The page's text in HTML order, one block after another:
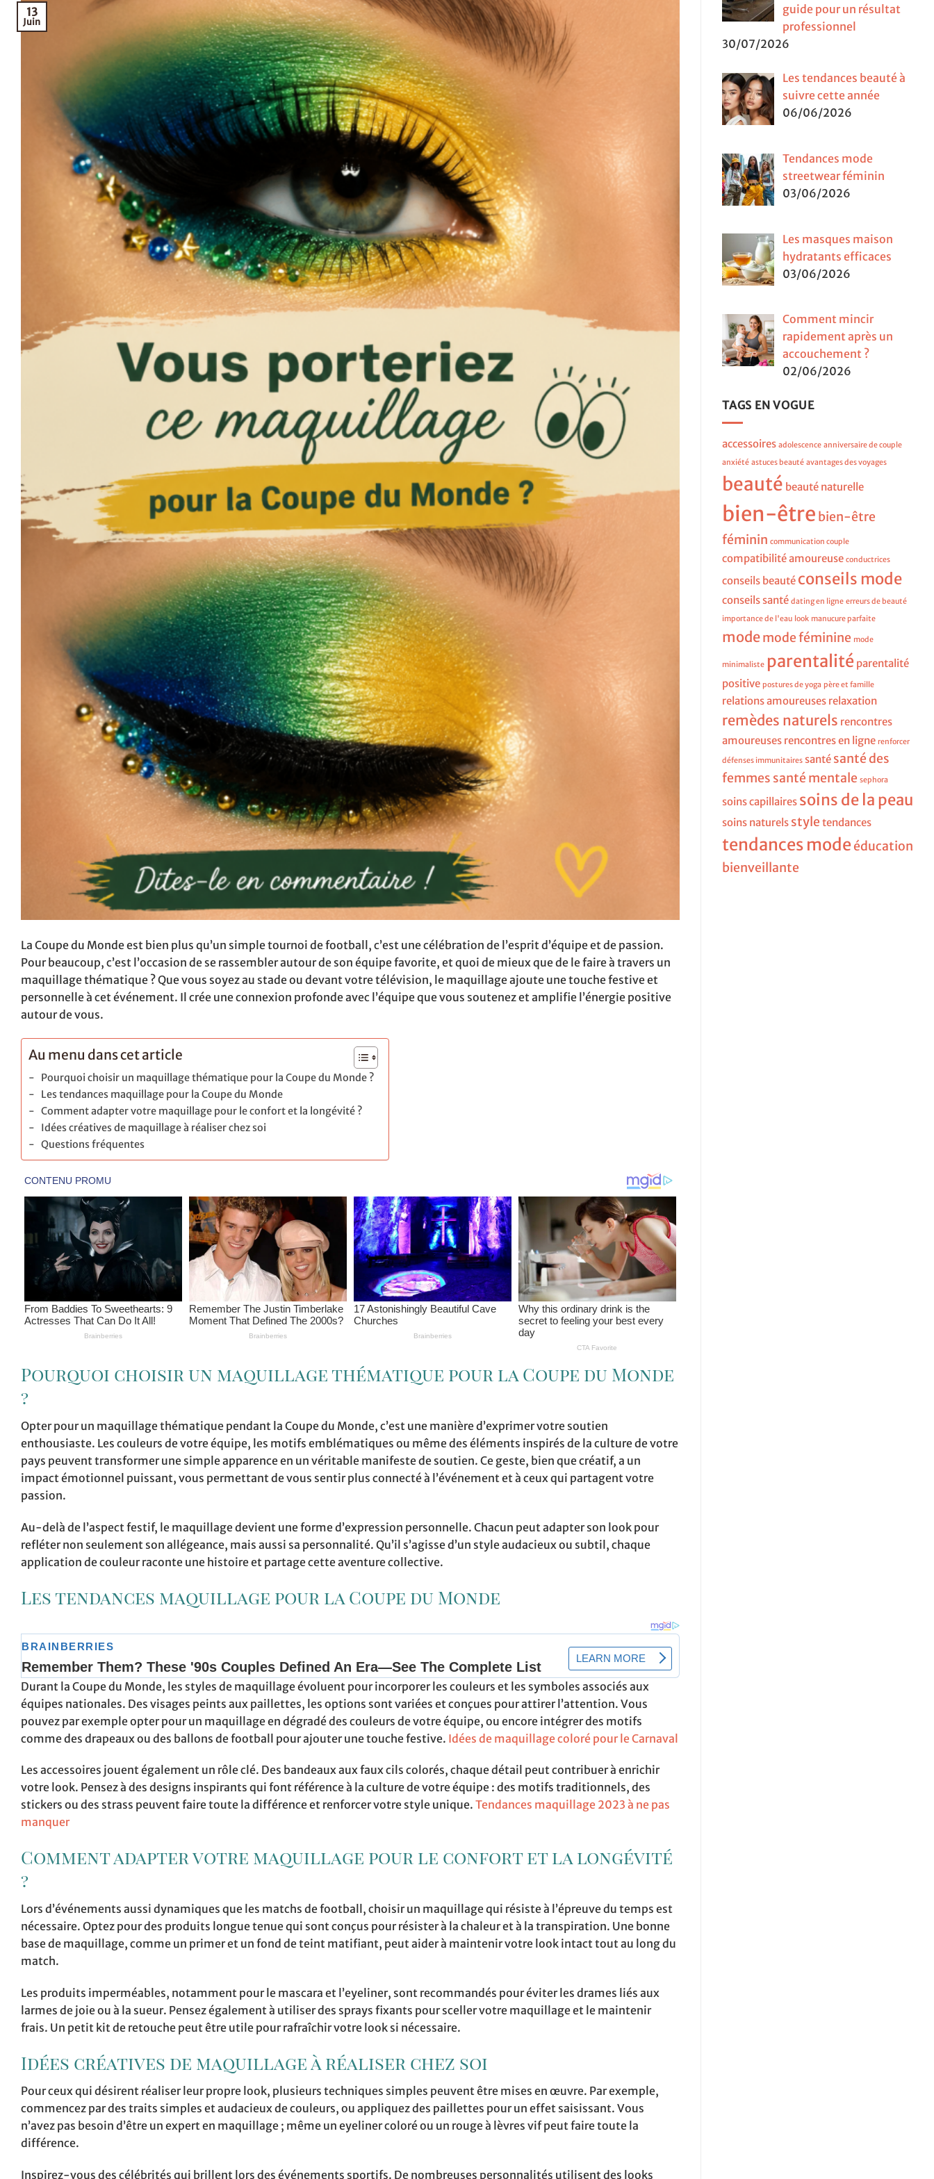
13
Juin
La Coupe du Monde est bien plus qu’un simple tournoi de football, c’est une célébration de l’esprit d’équipe et de passion.
Pour beaucoup, c’est l’occasion de se rassembler autour de son équipe favorite, et quoi de mieux que de le faire à travers un
maquillage thématique ? Que vous soyez au stade ou devant votre télévision, le maquillage ajoute une touche festive et
personnelle à cet événement. Il crée une connexion profonde avec l’équipe que vous soutenez et amplifie l’énergie positive
autour de vous.
Au menu dans cet article
Pourquoi choisir un maquillage thématique pour la Coupe du Monde ?
Les tendances maquillage pour la Coupe du Monde
Comment adapter votre maquillage pour le confort et la longévité ?
Idées créatives de maquillage à réaliser chez soi
Questions fréquentes
Pourquoi choisir un maquillage thématique pour la Coupe du Monde
?
Opter pour un maquillage thématique pendant la Coupe du Monde, c’est une manière d’exprimer votre soutien
enthousiaste. Les couleurs de votre équipe, les motifs emblématiques ou même des éléments inspirés de la culture de votre
pays peuvent transformer une simple apparence en un véritable manifeste de soutien. Ce geste, bien que créatif, a un
impact émotionnel puissant, vous permettant de vous sentir plus connecté à l’événement et à ceux qui partagent votre
passion.
Au-delà de l’aspect festif, le maquillage devient une forme d’expression personnelle. Chacun peut adapter son look pour
refléter non seulement son allégeance, mais aussi sa personnalité. Qu’il s’agisse d’un style audacieux ou subtil, chaque
application de couleur raconte une histoire et partage cette aventure collective.
Les tendances maquillage pour la Coupe du Monde
Durant la Coupe du Monde, les styles de maquillage évoluent pour incorporer les couleurs et les symboles associés aux
équipes nationales. Des visages peints aux paillettes, les options sont variées et conçues pour attirer l’attention. Vous
pouvez par exemple opter pour un maquillage en dégradé des couleurs de votre équipe, ou encore intégrer des motifs
comme des drapeaux ou des ballons de football pour ajouter une touche festive. Idées de maquillage coloré pour le Carnaval
Les accessoires jouent également un rôle clé. Des bandeaux aux faux cils colorés, chaque détail peut contribuer à enrichir
votre look. Pensez à des designs inspirants qui font référence à la culture de votre équipe : des motifs traditionnels, des
stickers ou des strass peuvent faire toute la différence et renforcer votre style unique. Tendances maquillage 2023 à ne pas
manquer
Comment adapter votre maquillage pour le confort et la longévité
?
Lors d’événements aussi dynamiques que les matchs de football, choisir un maquillage qui résiste à l’épreuve du temps est
nécessaire. Optez pour des produits longue tenue qui sont conçus pour résister à la chaleur et à la transpiration. Une bonne
base de maquillage, comme un primer et un fond de teint matifiant, peut aider à maintenir votre look intact tout au long du
match.
Les produits imperméables, notamment pour le mascara et l’eyeliner, sont recommandés pour éviter les drames liés aux
larmes de joie ou à la sueur. Pensez également à utiliser des sprays fixants pour sceller votre maquillage et le maintenir
frais. Un petit kit de retouche peut être utile pour rafraîchir votre look si nécessaire.
Idées créatives de maquillage à réaliser chez soi
Pour ceux qui désirent réaliser leur propre look, plusieurs techniques simples peuvent être mises en œuvre. Par exemple,
commencez par des traits simples et audacieux de couleurs, ou appliquez des paillettes pour un effet saisissant. Vous
n’avez pas besoin d’être un expert en maquillage ; même un eyeliner coloré ou un rouge à lèvres vif peut faire toute la
différence.
Inspirez-vous des célébrités qui brillent lors des événements sportifs. De nombreuses personnalités utilisent des looks
guide pour un résultat
professionnel
30/07/2026
Les tendances beauté à
suivre cette année
06/06/2026
Tendances mode
streetwear féminin
03/06/2026
Les masques maison
hydratants efficaces
03/06/2026
Comment mincir
rapidement après un
accouchement ?
02/06/2026
TAGS EN VOGUE
accessoires adolescence anniversaire de couple
anxiété astuces beauté avantages des voyages
beauté beauté naturelle
bien-être bien-être
féminin communication couple
compatibilité amoureuse conductrices
conseils beauté conseils mode
conseils santé dating en ligne erreurs de beauté
importance de l'eau look manucure parfaite
modemode féminine mode
minimaliste parentalité parentalité
positive postures de yoga père et famille
relations amoureuses relaxation
remèdes naturels rencontres
amoureuses rencontres en ligne renforcer
défenses immunitaires santé santé des
femmes santé mentale sephora
soins capillaires soins de la peau
soins naturels style tendances
tendances mode éducation
bienveillante